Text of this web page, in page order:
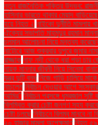
নতুন রাজনৈতিক শক্তির উদ্ভব:
হাসিনার ভারতে থাকার মেয়াদ বাড়িয়েছে
হয়ে নিহত ২ নাইকো দুর্নীতি মামলায়
ঐক্যের সভাপতি মাহমুদুর রহমান
চলমান আলোচনা নিয়ে মন্তব্য
নাটোরে আজ শুক্রবার দুপুরে জুমার
রাজ্জাক নাফ নদী থেকে ধরা পড়া চার
নায়ক মান্নার জীবনী নিয়ে সিনেমা
যন্ত্র দুটি বন্ধ নিজে গাড়ি চালিয়ে
নাচলেন নির্বাচন দেওয়ার আগে
আমির" নির্বাচন প্রসঙ্গে ধূম্রজাল
বিলম্বিত করার চেষ্টা জনগণ সহ্য
চেষ্টা চলছে নির্বাচনে বিলম্ব মানবে না
২০ হাজার মামলা অপেক্ষমাণ নিহত